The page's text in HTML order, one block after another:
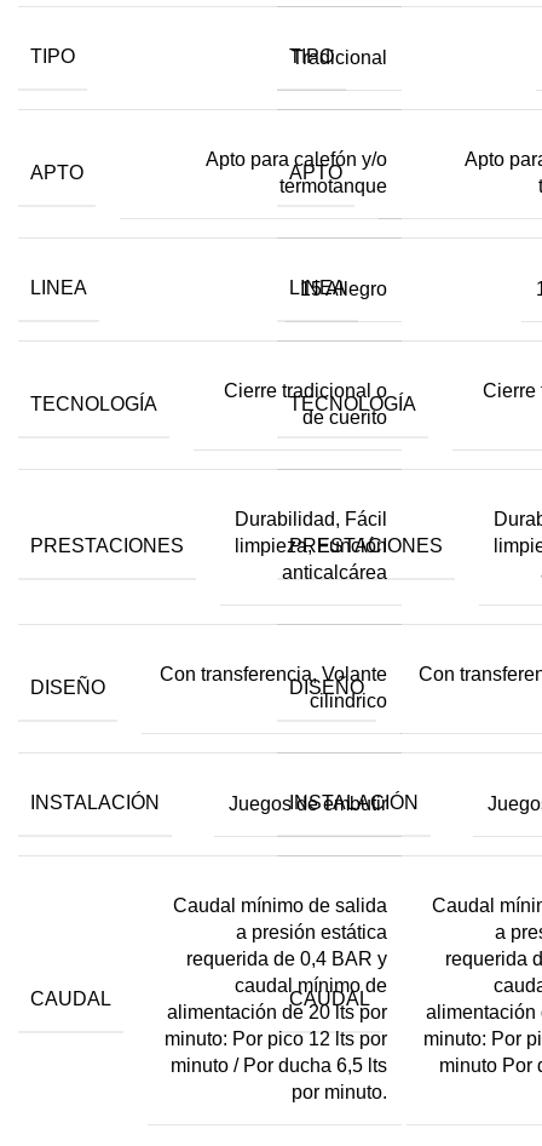
TIPO Tradicional
APTO
Apto para calefón y/o
termotanque
LINEA 15 Allegro
TECNOLOGÍA
Cierre tradicional o
de cuerito
PRESTACIONES
Durabilidad, Fácil
limpieza, Función
anticalcárea
DISEÑO
Con transferencia, Volante
cilindrico
INSTALACIÓN Juegos de embutir
CAUDAL
Caudal mínimo de salida
a presión estática
requerida de 0,4 BAR y
caudal mínimo de
alimentación de 20 lts por
minuto: Por pico 12 lts por
minuto / Por ducha 6,5 lts
por minuto.
TIPO
APTO
Apto
LINEA
TECNOLOGÍA
Cierre
PRESTACIONES
DISEÑO
Con
INSTALACIÓN
CAUDAL
Caudal
a
requerida
alimentación
minuto: Por
minuto Por